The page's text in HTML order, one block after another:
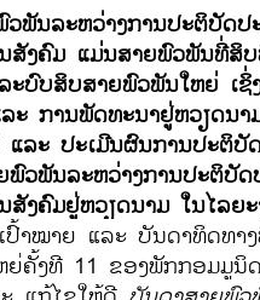
ວພັນ​ລະຫວ່າງການປະຕິບັດ​
ສັງຄົມ ​ແມ່ນສາຍ​ພົວພັນ​ທີ່​ສິ
ະບົບ​ສິບສາຍ​ພົວພັນ​ໃຫຍ່ ​ເຊິ່
ະ ການພັດທະນາ​ຢູ່​ຫວຽດ
ລະ ປະ​ເມີນ​ຜົນ​ການ​ປະຕິ
ວພັນ​ລະຫວ່າງ​ການ​ປະຕິບັ
ສັງຄົມຢູ່​ຫວຽດນາມ​ ໃນ​ໄລຍ
ປົ້າ​ໝາຍ ​ແລະ ​ບັນດາ​ທິດ​ທາ
ຄັ້ງ​ທີ 11 ຂອງ​ພັກ​ກອມ​ມູນິດ​